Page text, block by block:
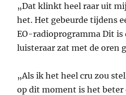
„Dat klinkt heel raar uit
het. Het gebeurde tijdens
EO-radioprogramma Dit is
luisteraar zat met de oren
„Als ik het heel cru zou
op dit moment is het beter